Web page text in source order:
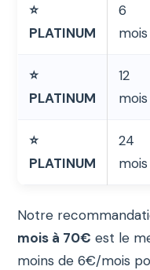
⭐
PLATINUM
6
mois
⭐
PLATINUM
12
mois
⭐
PLATINUM
24
mois
Notre
mois à 70€ est le
moins de 6€/mois